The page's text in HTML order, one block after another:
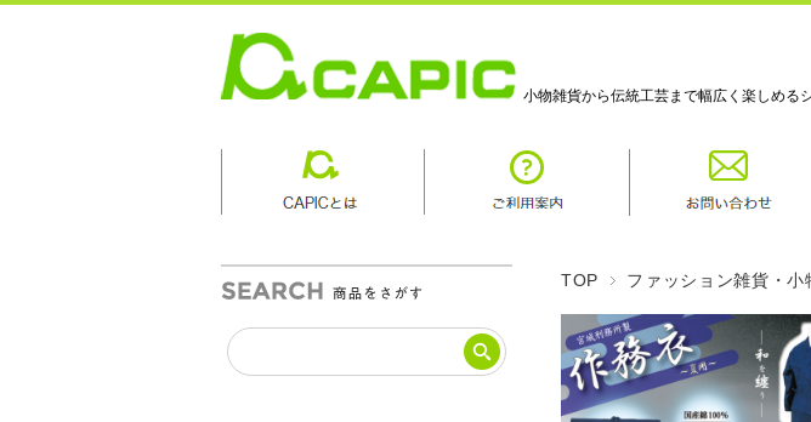
小物雑貨から伝統工芸まで幅広く楽しめる
TOP ファッション雑貨・小